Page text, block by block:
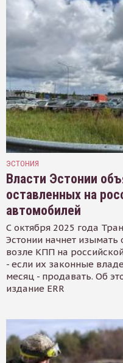
ЭСТОНИЯ
Власти Эстонии
оставленных на
автомобилей
С октября 2025 года
Эстонии начнет
возле КПП на
- если их законные
месяц - продавать. Об
издание ERR